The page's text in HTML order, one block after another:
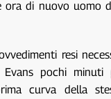
ora di nuovo uomo
resi
pochi minuti
curva della